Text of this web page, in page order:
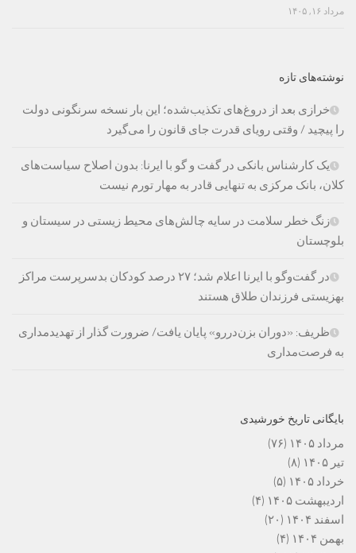
مرداد ۱۶, ۱۴۰۵
نوشته‌های تازه
خرازی بعد از دروغ‌های تکذیب‌شده؛ این بار نسخه سرنگونی دولت
را پیچید / وقتی رویای قدرت جای قانون را می‌گیرد
یک کارشناس بانکی در گفت و گو با ایرنا: بدون اصلاح سیاست‌های
کلان، بانک مرکزی به تنهایی قادر به مهار تورم نیست
زنگ خطر سلامت در سایه چالش‌های محیط زیستی در سیستان و
بلوچستان
در گفت‌وگو با ایرنا اعلام شد؛ ۲۷ درصد کودکان بدسرپرست مراکز
بهزیستی فرزندان طلاق هستند
ظریف: «دوران بزن‌دررو» پایان یافت/ ضرورت گذار از تهدیدمداری
به فرصت‌مداری
بایگانی تاریخ خورشیدی
مرداد ۱۴۰۵
(۷۶)
تیر ۱۴۰۵
(۸)
خرداد ۱۴۰۵
(۵)
اردیبهشت ۱۴۰۵
(۴)
اسفند ۱۴۰۴
(۲۰)
بهمن ۱۴۰۴
(۴)